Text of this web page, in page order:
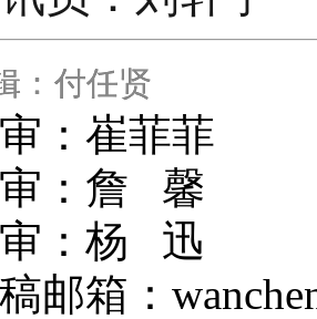
：付任贤
：崔菲菲
： 詹 馨
：杨 迅
邮箱：